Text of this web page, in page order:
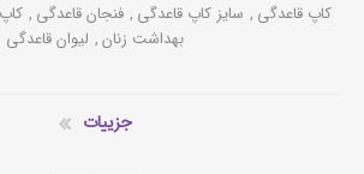
کاپ قاعدگی , سایز کاپ قاعدگی , فنجان قاعدگی ,
بهداشت زنان, لیوان قاعدگی
جزییات